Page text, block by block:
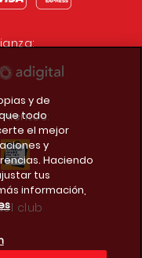
club
y de
todo
el mejor
y
Haciendo
tus
información,